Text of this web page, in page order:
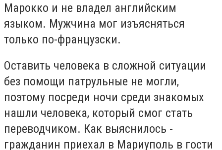
Марокко и не владел английским
языком. Мужчина мог изъясняться
только по-французски.
Оставить человека в сложной ситуации
без помощи патрульные не могли,
поэтому посреди ночи среди знакомых
нашли человека, который смог стать
переводчиком. Как выяснилось -
гражданин приехал в Мариуполь в гости